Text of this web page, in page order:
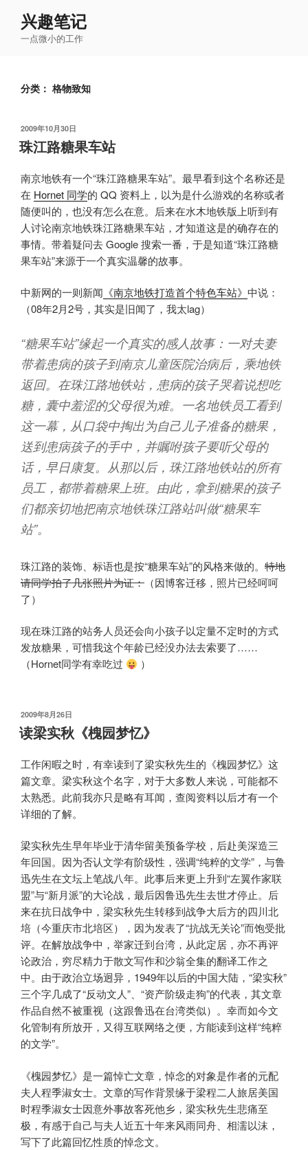
兴趣笔记
一点微小的工作
分类： 格物致知
发
布
于
2009年10月30日
珠江路糖果车站
南京地铁有一个“珠江路糖果车站”。最早看到这个名称还是
在 Hornet 同学的 QQ 资料上，以为是什么游戏的名称或者
随便叫的，也没有怎么在意。后来在水木地铁版上听到有
人讨论南京地铁珠江路糖果车站，才知道这是的确存在的
事情。带着疑问去 Google 搜索一番，于是知道“珠江路糖
果车站”来源于一个真实温馨的故事。
中新网的一则新闻 《南京地铁打造首个特色车站》 中说：
（08年2月2号，其实是旧闻了，我太lag）
“糖果车站”缘起一个真实的感人故事：一对夫妻
带着患病的孩子到南京儿童医院治病后，乘地铁
返回。在珠江路地铁站，患病的孩子哭着说想吃
糖，囊中羞涩的父母很为难。一名地铁员工看到
这一幕，从口袋中掏出为自己儿子准备的糖果，
送到患病孩子的手中，并嘱咐孩子要听父母的
话，早日康复。从那以后，珠江路地铁站的所有
员工，都带着糖果上班。由此，拿到糖果的孩子
们都亲切地把南京地铁珠江路站叫做“糖果车
站”。
珠江路的装饰、标语也是按“糖果车站”的风格来做的。 特地
请同学拍了几张照片为证： （因博客迁移，照片已经呵呵
了）
现在珠江路的站务人员还会向小孩子以定量不定时的方式
发放糖果，可惜我这个年龄已经没办法去索要了……
（Hornet同学有幸吃过
）
发
布
于
2009年8月26日
读梁实秋《槐园梦忆》
工作闲暇之时，有幸读到了梁实秋先生的《槐园梦忆》这
篇文章。梁实秋这个名字，对于大多数人来说，可能都不
太熟悉。此前我亦只是略有耳闻，查阅资料以后才有一个
详细的了解。
梁实秋先生早年毕业于清华留美预备学校，后赴美深造三
年回国。因为否认文学有阶级性，强调“纯粹的文学”，与鲁
迅先生在文坛上笔战八年。此事后来更上升到“左翼作家联
盟”与“新月派”的大论战，最后因鲁迅先生去世才停止。后
来在抗日战争中，梁实秋先生转移到战争大后方的四川北
培（今重庆市北培区），因为发表了“抗战无关论”而饱受批
评。在解放战争中，举家迁到台湾，从此定居，亦不再评
论政治，穷尽精力于散文写作和沙翁全集的翻译工作之
中。由于政治立场迥异，1949年以后的中国大陆，“梁实秋”
三个字几成了“反动文人”、“资产阶级走狗”的代表，其文章
作品自然不被重视（这跟鲁迅在台湾类似）。幸而如今文
化管制有所放开，又得互联网络之便，方能读到这样“纯粹
的文学”。
《槐园梦忆》是一篇悼亡文章，悼念的对象是作者的元配
夫人程季淑女士。文章的写作背景缘于梁程二人旅居美国
时程季淑女士因意外事故客死他乡，梁实秋先生悲痛至
极，有感于自己与夫人近五十年来风雨同舟、相濡以沫，
写下了此篇回忆性质的悼念文。